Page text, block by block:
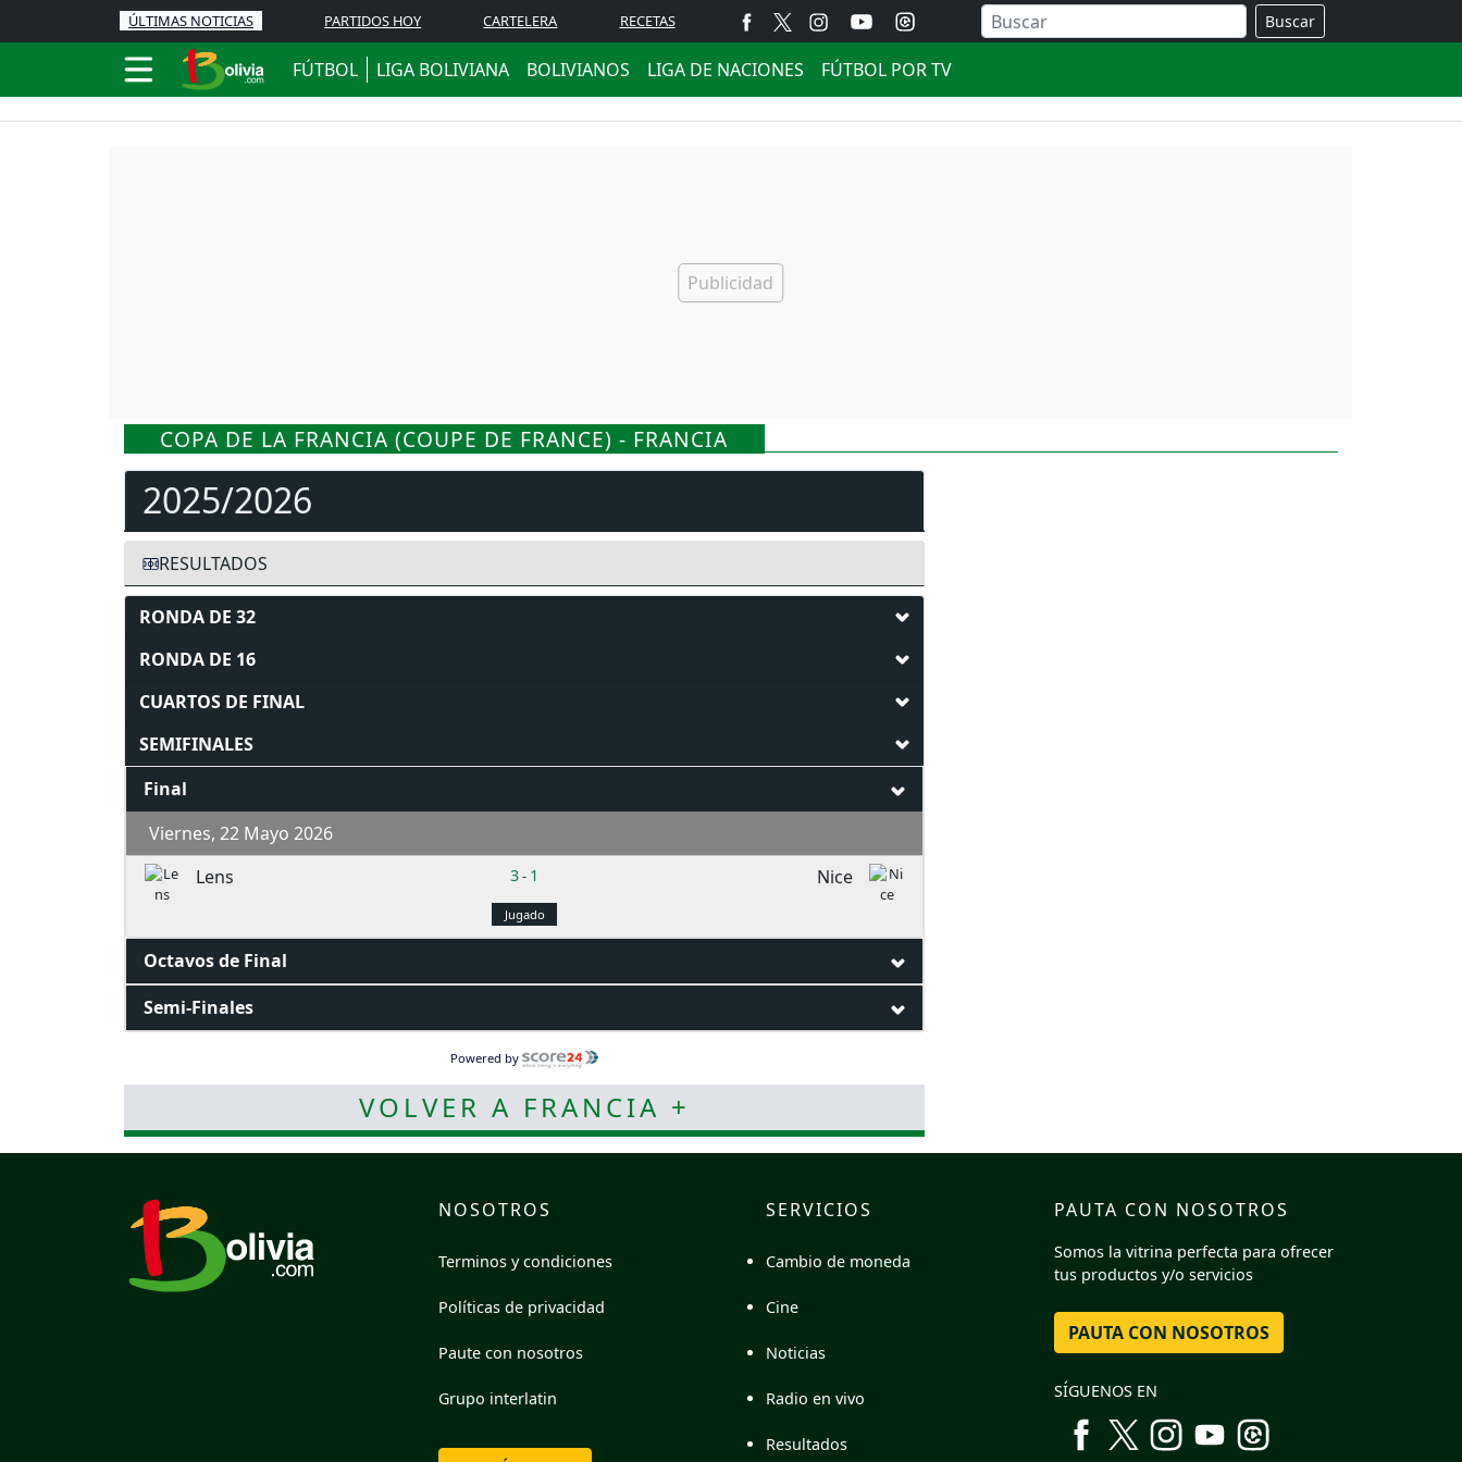
ÚLTIMAS NOTICIAS PARTIDOS HOY CARTELERA RECETAS Buscar
FÚTBOL LIGA BOLIVIANA BOLIVIANOS LIGA DE NACIONES FÚTBOL POR TV
COPA DE LA FRANCIA (COUPE DE FRANCE) - FRANCIA
2025/2026
RESULTADOS
RONDA DE 32
RONDA DE 16
CUARTOS DE FINAL
SEMIFINALES
Final
Viernes, 22 Mayo 2026
Lens
3- 1 Nice
Jugado
Octavos de Final
Semi-Finales
Powered by
VOLVER A FRANCIA +
NOSOTROS
Terminos y condiciones
Políticas de privacidad
Paute con nosotros
Grupo interlatin
SERVICIOS
Cambio de moneda
Cine
Noticias
Radio en vivo
Resultados
PAUTA CON NOSOTROS
Somos la vitrina perfecta para ofrecer
tus productos y/o servicios
PAUTA CON NOSOTROS
SÍGUENOS EN